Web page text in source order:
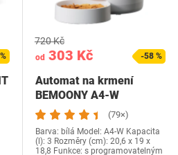
od 303 Kč
720 Kč
-58 %
Automat na krmení
BEMOONY A4-W
(79×)
Barva: bílá Model: ‎A4-W Kapacita
(l): 3 Rozměry (cm): ‎20,6 x 19 x
18,8 Funkce: s programovatelným